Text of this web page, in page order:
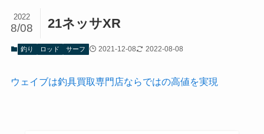
21ネッサXR
2022
8/08
釣り ロッド サーフ 2021-12-08 2022-08-08
ウェイブは釣具買取専門店ならではの高値を実現